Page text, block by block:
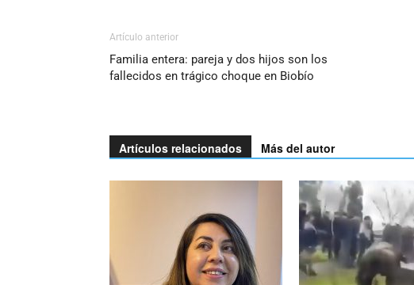
Artículo anterior
Familia entera: pareja y dos hijos son los
fallecidos en trágico choque en Biobío
Artículos relacionados Más del autor